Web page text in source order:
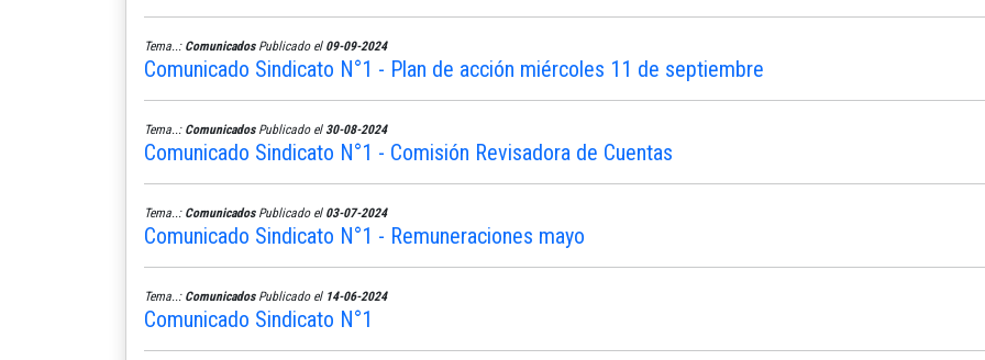
Tema..: ComunicadosPublicado el 09-09-2024
Comunicado Sindicato N°1 - Plan de acción miércoles 11 de septiembre
Tema..: ComunicadosPublicado el 30-08-2024
Comunicado Sindicato N°1 - Comisión Revisadora de Cuentas
Tema..: ComunicadosPublicado el 03-07-2024
Comunicado Sindicato N°1 - Remuneraciones mayo
Tema..: ComunicadosPublicado el 14-06-2024
Comunicado Sindicato N°1